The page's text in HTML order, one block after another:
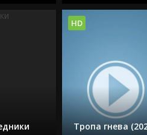
Тропа гнева
HD